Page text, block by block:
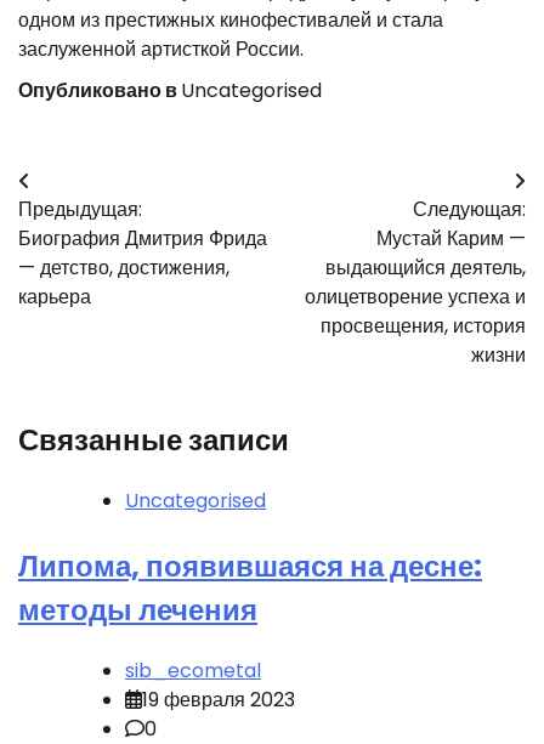
одном из престижных кинофестивалей и стала
заслуженной артисткой России.
Опубликовано вUncategorised
Навигация
по
записям
Предыдущая:
Биография Дмитрия Фрида
— детство, достижения,
карьера
Следующая:
Мустай Карим —
выдающийся деятель,
олицетворение успеха и
просвещения, история
жизни
Связанные записи
Uncategorised
Липома, появившаяся на десне:
методы лечения
sib_ecometal
19 февраля 2023
0